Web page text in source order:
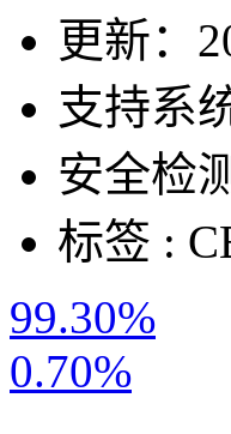
更新：
支持系
安全检
标签 :
99.30%
0.70%